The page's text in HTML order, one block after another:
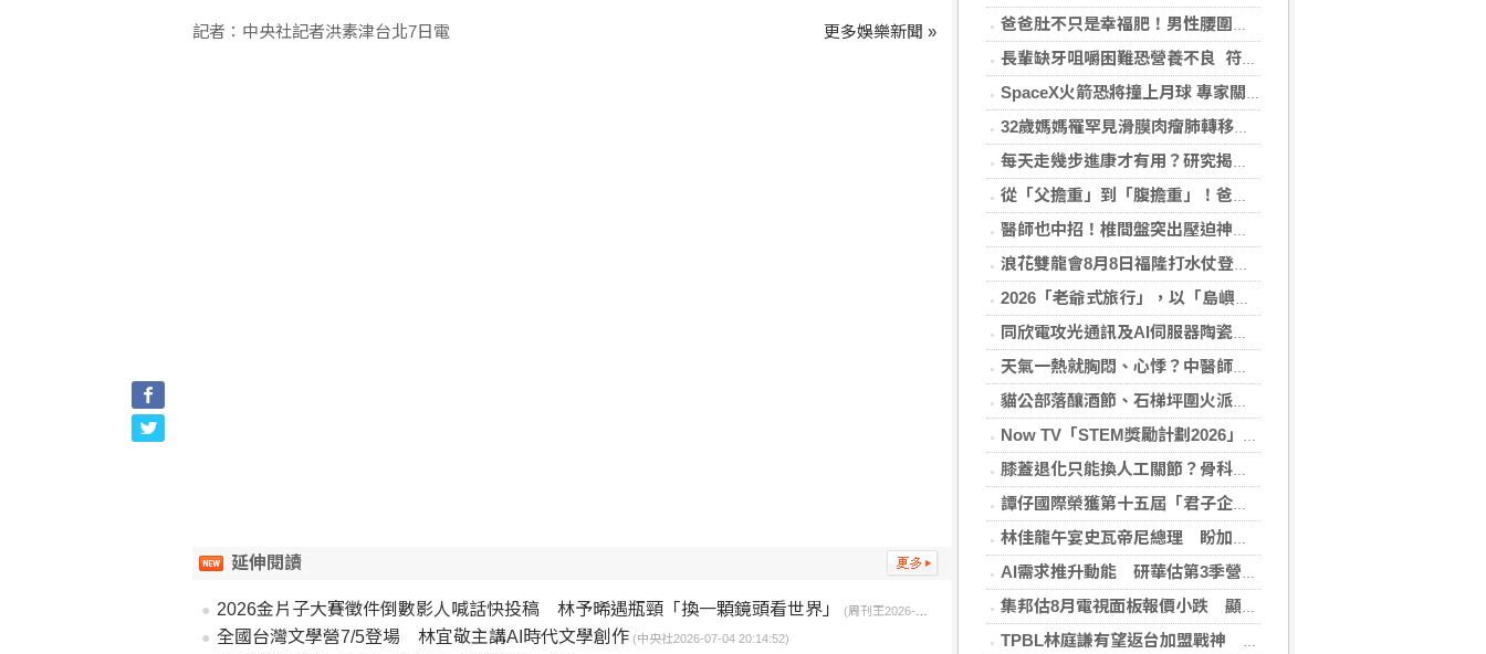
爸爸肚不只是幸福肥！男性腰圍逾90公分 醫籲留意脂肪肝風險
長輩缺牙咀嚼困難恐營養不良 符合「這二身分」可申請假牙補助
SpaceX火箭恐將撞上月球 專家關注衝擊後果
32歲媽媽罹罕見滑膜肉瘤肺轉移！立體定位精準放療SBRT，控制轉移病灶
每天走幾步進康才有用？研究揭：5000步即可降低37%死亡風險
從「父擔重」到「腹擔重」！爸爸肚恐暗藏中年男性健康危機
醫師也中招！椎間盤突出壓迫神經 微創內視鏡手術助重返正常生活
浪花雙龍會8月8日福隆打水仗登場 尚有免費名額快報名，還可抽住宿券！
2026「老爺式旅行」，以「島嶼的弦外之音」為題 帶旅人開箱歌劇院後台、探訪地下舞廳年代及體驗民歌
同欣電攻光通訊及AI伺服器陶瓷基板 明年業績看佳
天氣一熱就胸悶、心悸？中醫師提醒：高溫讓心臟負擔大增，別輕忽身體警訊
貓公部落釀酒節、石梯坪圍火派對 分別在中秋與國慶連假登場
Now TV「STEM獎勵計劃2026」正式開始｜獲長隆度假區全力支持 推出《主題樂園有趣科學大探索》第二季及「長隆小科學家大獎」
膝蓋退化只能換人工關節？骨科醫師解析「退化性關節炎」治療評估
譚仔國際榮獲第十五屆「君子企業獎」 卓越ESG及營商表現備受肯定
林佳龍午宴史瓦帝尼總理 盼加強各領域雙邊合作
AI需求推升動能 研華估第3季營收雙增、毛利率持穩
集邦估8月電視面板報價小跌 顯示器及NB面板持平
TPBL林庭謙有望返台加盟戰神 陳冠全笑稱不是AI嗎
記者：中央社記者洪素津台北7日電 更多娛樂新聞 »
延伸閱讀
2026金片子大賽徵件倒數影人喊話快投稿 林予晞遇瓶頸「換一顆鏡頭看世界」 (周刊王2026-07-14 11:43:57)
全國台灣文學營7/5登場 林宜敬主講AI時代文學創作 (中央社2026-07-04 20:14:52)